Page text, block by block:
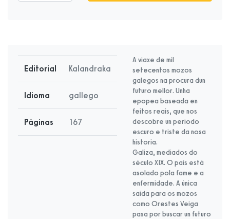
Editorial Kalandraka
Idioma gallego
Páginas 167
A viaxe de mil
setecentos mozos
galegos na procura dun
futuro mellor. Unha
epopea baseada en
feitos reais, que nos
descobre un período
escuro e triste da nosa
historia.
Galiza, mediados do
século XIX. O país está
asolado pola fame e a
enfermidade. A única
saída para os mozos
como Orestes Veiga
pasa por buscar un futuro